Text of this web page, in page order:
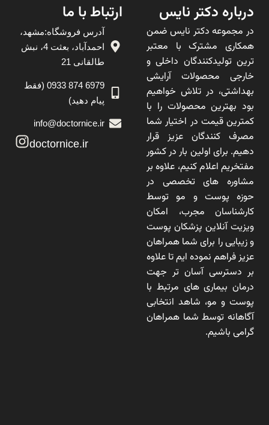
درباره دکتر نایس
در مجموعه دکتر نایس ضمن
همکاری مشترک با معتبر
ترین تولیدکنندگان داخلی و
خارجی محصولات آرایشی
بهداشتی، در تلاش خواهیم
بود بهترین محصولات را با
کمترین قیمت در اختیار شما
مصرف کنندگان عزیز قرار
دهیم. برای اولین بار در کشور
مفتخریم اعلام کنیم، علاوه بر
مشاوره های تخصصی در
حوزه پوست و مو توسط
کارشناسان مجرب، امکان
ویزیت آنلاین پزشکان پوست
و زیبایی را برای شما همراهان
عزیز فراهم نموده ایم تا علاوه
بر دسترسی آسان تر جهت
درمان بیماری های مرتبط با
پوست و مو، شاهد انتخابی
آگاهانه توسط شما همراهان
گرامی باشیم.
ارتباط با ما
آدرس فروشگاه:مشهد،
احمدآباد، بعثت 4، نبش
طالقانی 21
6979 874 0933 (فقط
پیام دهید)
info@doctornice.ir
doctornice.ir